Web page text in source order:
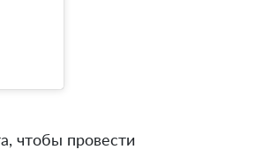
чтобы провести